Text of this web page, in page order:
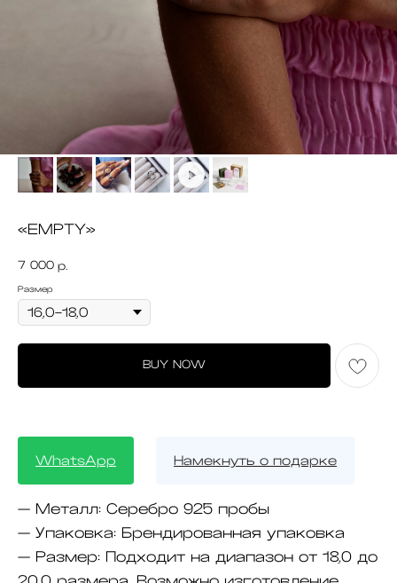
«EMPTY»
7 000 р.
Размер
BUY NOW
WhatsApp Намекнуть о подарке
— Металл: Серебро 925 пробы
— Упаковка: Брендированная упаковка
— Размер: Подходит на диапазон от 18,0 до